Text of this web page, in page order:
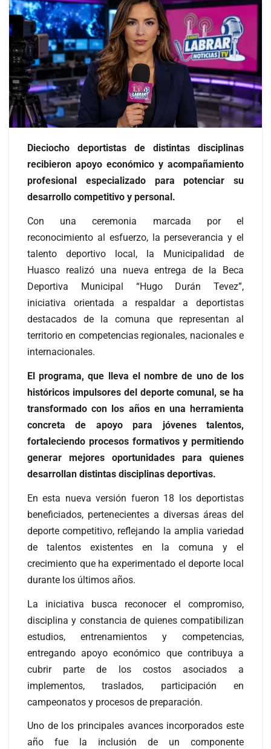
Dieciocho deportistas de distintas disciplinas
recibieron apoyo económico y acompañamiento
profesional especializado para potenciar su
desarrollo competitivo y personal.
Con una ceremonia marcada por el
reconocimiento al esfuerzo, la perseverancia y el
talento deportivo local, la Municipalidad de
Huasco realizó una nueva entrega de la Beca
Deportiva Municipal “Hugo Durán Tevez”,
iniciativa orientada a respaldar a deportistas
destacados de la comuna que representan al
territorio en competencias regionales, nacionales e
internacionales.
El programa, que lleva el nombre de uno de los
históricos impulsores del deporte comunal, se ha
transformado con los años en una herramienta
concreta de apoyo para jóvenes talentos,
fortaleciendo procesos formativos y permitiendo
generar mejores oportunidades para quienes
desarrollan distintas disciplinas deportivas.
En esta nueva versión fueron 18 los deportistas
beneficiados, pertenecientes a diversas áreas del
deporte competitivo, reflejando la amplia variedad
de talentos existentes en la comuna y el
crecimiento que ha experimentado el deporte local
durante los últimos años.
La iniciativa busca reconocer el compromiso,
disciplina y constancia de quienes compatibilizan
estudios, entrenamientos y competencias,
entregando apoyo económico que contribuya a
cubrir parte de los costos asociados a
implementos, traslados, participación en
campeonatos y procesos de preparación.
Uno de los principales avances incorporados este
año fue la inclusión de un componente